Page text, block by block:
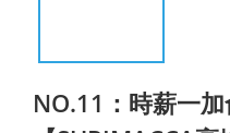
NO.11：時薪一